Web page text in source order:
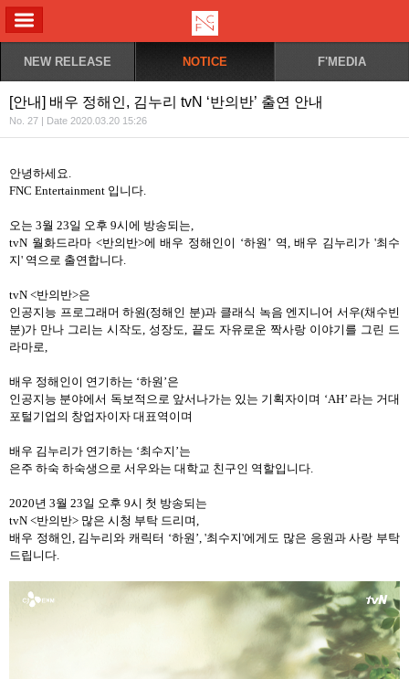
NEW RELEASE NOTICE F'MEDIA
[안내] 배우 정해인, 김누리 tvN ‘반의반’ 출연 안내
No. 27 | Date 2020.03.20 15:26
안녕하세요.
FNC Entertainment 입니다.
오는 3월 23일 오후 9시에 방송되는,
tvN 월화드라마<반의반>에 배우 정해인이 ‘하원 ’ 역, 배우 김누리가 '최수
지' 역으로 출연합니다.
tvN <반의반>은
인공지능 프로그래머 하원(정해인 분)과 클래식 녹음 엔지니어 서우(채수빈
분)가 만나 그리는 시작도, 성장도, 끝도 자유로운 짝사랑 이야기를 그린 드
라마로,
배우 정해인이 연기하는 ‘하원 ’은
인공지능 분야에서 독보적으로 앞서나가는 있는 기획자이며 ‘AH’ 라는 거대
포털기업의 창업자이자 대표역이며
배우 김누리가 연기하는 ‘최수지 ’는
은주 하숙 하숙생으로 서우와는 대학교 친구인 역할입니다.
2020년 3월 23일 오후 9시 첫 방송되는
tvN <반의반> 많은 시청 부탁 드리며,
배우 정해인, 김누리와 캐릭터 ‘하원 ’, '최수지'에게도 많은 응원과 사랑 부탁
드립니다.